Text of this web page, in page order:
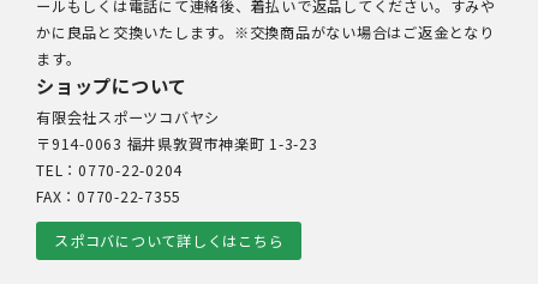
ールもしくは電話にて連絡後、着払いで返品してください。すみや
かに良品と交換いたします。※交換商品がない場合はご返金となり
ます。
ショップについて
有限会社スポーツコバヤシ
〒914-0063 福井県敦賀市神楽町 1-3-23
TEL：0770-22-0204
FAX：0770-22-7355
スポコバについて詳しくはこちら